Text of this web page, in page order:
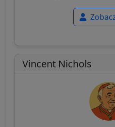
Vincent Nichols